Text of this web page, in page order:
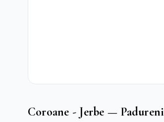
Coroane - Jerbe — Padureni